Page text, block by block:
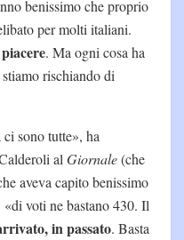
benissimo che proprio
per molti italiani.
. Ma ogni cosa ha
rischiando di
sono tutte», ha
al Giornale(che
aveva capito benissimo
voti ne bastano 430. Il
in passato. Basta